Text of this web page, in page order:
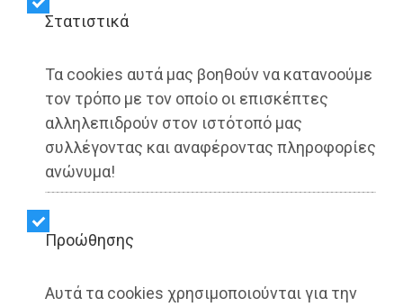
Στατιστικά
Τα cookies αυτά μας βοηθούν να κατανοούμε
τον τρόπο με τον οποίο οι επισκέπτες
αλληλεπιδρούν στον ιστότοπό μας
συλλέγοντας και αναφέροντας πληροφορίες
ανώνυμα!
Προώθησης
Αυτά τα cookies χρησιμοποιούνται για την
πληροφορίας
(photo+video)
Share:
Dimotisnews | 13/03/2026 - 12:50